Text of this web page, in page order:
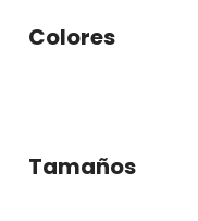
Colores
Tamaños